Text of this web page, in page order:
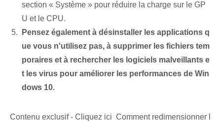
section « Système » pour réduire la charge sur le GP
U et le CPU.
Pensez également à désinstaller les applications q
ue vous n'utilisez pas, à supprimer les fichiers tem
poraires et à rechercher les logiciels malveillants e
t les virus pour améliorer les performances de Win
dows 10.
Contenu exclusif - Cliquez ici Comment redimensionner l